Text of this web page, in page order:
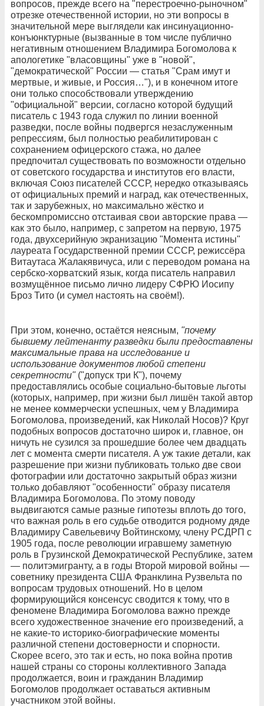
вопросов, прежде всего на "перестроечно-рыночном"
отрезке отечественной истории, но эти вопросы в
значительной мере выглядели как инсинуационно-
конъюнктурные (вызванные в том числе публично
негативным отношением Владимира Богомолова к
апологетике "власовщины" уже в "новой",
"демократической" России — статья "Срам имут и
мертвые, и живые, и Россия…"), и в конечном итоге
они только способствовали утверждению
"официальной" версии, согласно которой будущий
писатель с 1943 года служил по линии военной
разведки, после войны подвергся незаслуженным
репрессиям, был полностью реабилитирован с
сохранением офицерского стажа, но далее
предпочитал существовать по возможности отдельно
от советского государства и институтов его власти,
включая Союз писателей СССР, нередко отказываясь
от официальных премий и наград, как отечественных,
так и зарубежных, но максимально жёстко и
бескомпромиссно отстаивая свои авторские права —
как это было, например, с запретом на первую, 1975
года, двухсерийную экранизацию "Момента истины"
лауреата Государственной премии СССР, режиссёра
Витаутаса Жалакявичуса, или с переводом романа на
сербско-хорватский язык, когда писатель направил
возмущённое письмо лично лидеру СФРЮ Иосипу
Броз Тито (и сумел настоять на своём!).
При этом, конечно, остаётся неясным, "почему
бывшему лейтенанту разведки были предоставлены
максимальные права на исследование и
использование документов любой степени
секретности"("допуск три К"), почему
предоставлялись особые социально-бытовые льготы
(которых, например, при жизни был лишён такой автор
не менее коммерчески успешных, чем у Владимира
Богомолова, произведений, как Николай Носов)? Круг
подобных вопросов достаточно широк и, главное, он
ничуть не сузился за прошедшие более чем двадцать
лет с момента смерти писателя. А уж такие детали, как
разрешение при жизни публиковать только две свои
фотографии или достаточно закрытый образ жизни
только добавляют "особенности" образу писателя
Владимира Богомолова. По этому поводу
выдвигаются самые разные гипотезы вплоть до того,
что важная роль в его судьбе отводится родному дяде
Владимиру Савельевичу Войтинскому, члену РСДРП с
1905 года, после революции игравшему заметную
роль в Грузинской Демократической Республике, затем
— политэмигранту, а в годы Второй мировой войны —
советнику президента США Франклина Рузвельта по
вопросам трудовых отношений. Но в целом
формирующийся консенсус сводится к тому, что в
феномене Владимира Богомолова важно прежде
всего художественное значение его произведений, а
не какие-то историко-биографические моменты
различной степени достоверности и спорности.
Скорее всего, это так и есть, но пока война против
нашей страны со стороны коллективного Запада
продолжается, воин и гражданин Владимир
Богомолов продолжает оставаться активным
участником этой войны.